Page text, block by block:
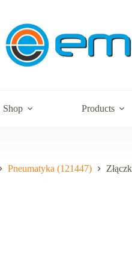
Shop Products
Pneumatyka (121447)